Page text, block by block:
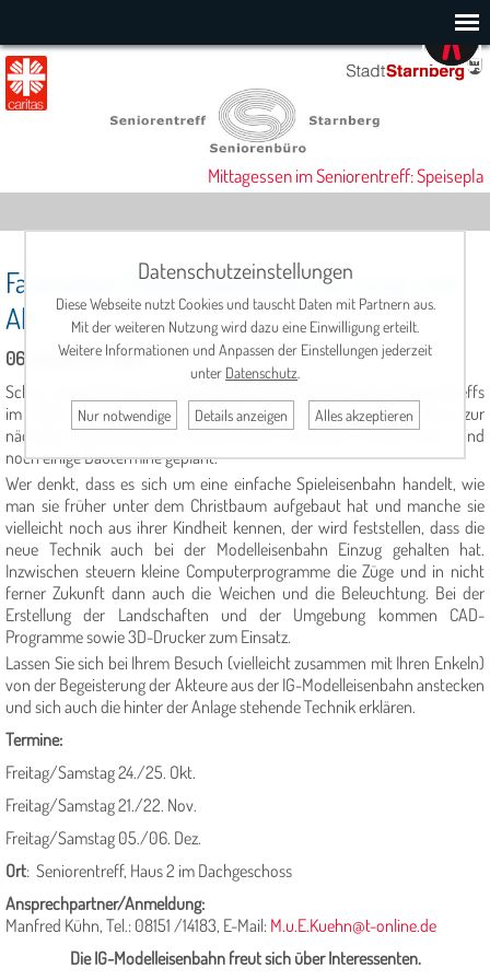
Mittagessen im Seniorentreff: Speiseplan
Faszination Modelleisenbahn für Jung und
Alt
06. Dezember 2025
Schon seit längerem bastelt die IG-Modelleisenbahn des Seniorentreffs
im Stillen an ihrer eigenen Modelleisenbahn-Anlage. Damit diese zur
nächsten Ausstellung der Öffentlichkeit vorgestellt werden kann, sind
noch einige Bautermine geplant.
Wer denkt, dass es sich um eine einfache Spieleisenbahn handelt, wie
man sie früher unter dem Christbaum aufgebaut hat und manche sie
vielleicht noch aus ihrer Kindheit kennen, der wird feststellen, dass die
neue Technik auch bei der Modelleisenbahn Einzug gehalten hat.
Inzwischen steuern kleine Computerprogramme die Züge und in nicht
ferner Zukunft dann auch die Weichen und die Beleuchtung. Bei der
Erstellung der Landschaften und der Umgebung kommen CAD-
Programme sowie 3D-Drucker zum Einsatz.
Lassen Sie sich bei Ihrem Besuch (vielleicht zusammen mit Ihren Enkeln)
von der Begeisterung der Akteure aus der IG-Modelleisenbahn anstecken
und sich auch die hinter der Anlage stehende Technik erklären.
Termine:
Freitag/Samstag 24./25. Okt.
Freitag/Samstag 21./22. Nov.
Freitag/Samstag 05./06. Dez.
Ort: Seniorentreff, Haus 2 im Dachgeschoss
Ansprechpartner/Anmeldung:
Manfred Kühn, Tel.: 08151 /14183, E-Mail: M.u.E.Kuehn@t-online.de
Die IG-Modelleisenbahn freut sich über Interessenten.
Datenschutzeinstellungen
Diese Webseite nutzt Cookies und tauscht Daten mit Partnern aus.
Mit der weiteren Nutzung wird dazu eine Einwilligung erteilt.
Weitere Informationen und Anpassen der Einstellungen jederzeit
unter Datenschutz
Nur notwendige Details anzeigen Alles akzeptieren